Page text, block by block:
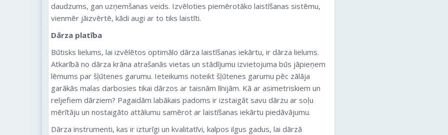
daudzums, gan uzņemšanas veids. Izvēloties piemērotāko laistīšanas sistēmu,
vienmēr jāizvērtē, kādi augi ar to tiks laistīti.
Dārza platība
Būtisks lielums, lai izvēlētos optimālo dārza laistīšanas iekārtu, ir dārza lielums.
Atkarībā no dārza krāna atrašanās vietas un stādījumu izvietojuma būs jāpieņem
lēmums par šļūtenes garumu. Ieteikums noteikt šļūtenes garumu pēc zālāja
garākās malas darbosies tikai dārzos ar taisnām līnijām. Kā ar asimetriskiem un
reljefiem dārziem? Pagaidām labākais padoms ir izstaigāt savu dārzu ar soļu
mērītāju un nostaigāto attālumu samērot ar laistīšanas iekārtu piedāvājumu.
Dārza instrumenti, kas ir izturīgi un kvalitatīvi, kalpos ilgus gadus, lai dārzā